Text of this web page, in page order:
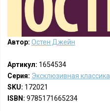
Автор: Остен Джейн
Артикул: 1654534
Серия: Эксклюзивная классика
SKU: 172021
ISBN: 9785171665234